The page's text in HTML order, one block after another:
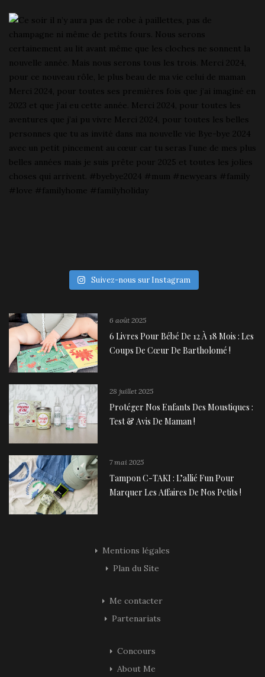
Suivez-nous sur Instagram
6 août 2025
6 Livres Pour Bébé De 12 À 18 Mois : Les
Coups De Cœur De Bartholomé !
28 juillet 2025
Protéger Nos Enfants Des Moustiques :
Test & Avis De Maman !
7 mai 2025
Tampon C-TAKI : L’allié Fun Pour
Marquer Les Affaires De Nos Petits !
Mentions légales
Plan du Site
Me contacter
Partenariats
Concours
About Me